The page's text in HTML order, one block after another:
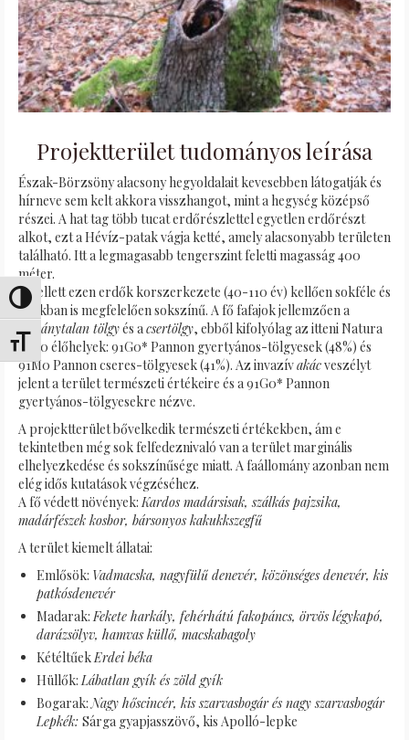
Alternar alto contraste
Alternar tamaño de letra
Projektterület tudományos leírása
Észak-Börzsöny alacsony hegyoldalait kevesebben látogatják és
hírneve sem kelt akkora visszhangot, mint a hegység középső
részei. A hat tag több tucat erdőrészlettel egyetlen erdőrészt
alkot, ezt a Hévíz-patak vágja ketté, amely alacsonyabb területen
található. Itt a legmagasabb tengerszint feletti magasság 400
méter.
Emellett ezen erdők korszerkezete (40-110 év) kellően sokféle és
fajokban is megfelelően sokszínű. A fő fafajok jellemzően a
kocsánytalan tölgyés acsertölgy, ebből kifolyólag az itteni Natura
2000 élőhelyek: 91G0* Pannon gyertyános-tölgyesek (48%) és
91M0 Pannon cseres-tölgyesek (41%). Az invazívakácveszélyt
jelent a terület természeti értékeire és a 91G0* Pannon
gyertyános-tölgyesekre nézve.
A projektterület bővelkedik természeti értékekben, ám e
tekintetben még sok felfedeznivaló van a terület marginális
elhelyezkedése és sokszínűsége miatt. A faállomány azonban nem
elég idős kutatások végzéséhez.
A fő védett növények:Kardos madársisak, szálkás pajzsika,
madárfészek kosbor, bársonyos kakukkszegfű
A terület kiemelt állatai:
Emlősök: Vadmacska, nagyfülű denevér, közönséges denevér, kis
patkósdenevér
Madarak:Fekete harkály, fehérhátú fakopáncs, örvös légykapó,
darázsölyv, hamvas küllő, macskabagoly
KétéltűekErdei béka
Hüllők:Lábatlan gyík és zöld gyík
Bogarak:Nagy hőscincér, kis szarvasbogár és nagy szarvasbogár
Lepkék: Sárga gyapjasszövő, kis Apolló-lepke